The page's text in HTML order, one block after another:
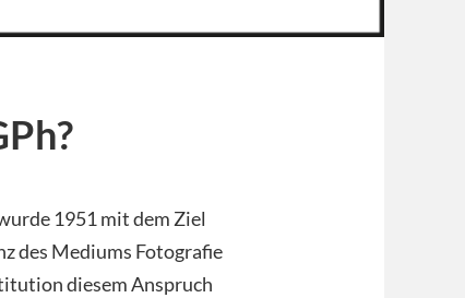
1951 mit dem Ziel
des Mediums Fotografie
diesem Anspruch